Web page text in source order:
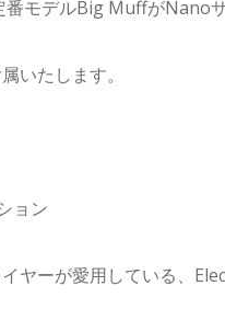
モデルBig MuffがNanoサ
いたします。
ョン
ヤーが愛用している、